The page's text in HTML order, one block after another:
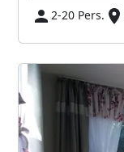
2-20 Pers.